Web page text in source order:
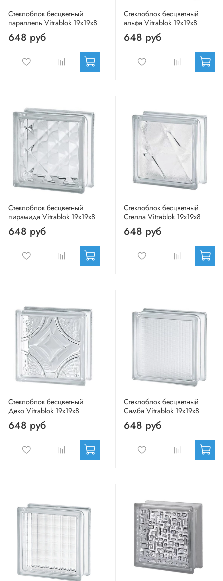
Стеклоблок бесцветный
параллель Vitrablok 19х19х8
648 руб
Стеклоблок бесцветный
альфа Vitrablok 19х19х8
648 руб
Стеклоблок бесцветный
пирамида Vitrablok 19х19х8
648 руб
Стеклоблок бесцветный
Стелла Vitrablok 19х19х8
648 руб
Стеклоблок бесцветный
Деко Vitrablok 19х19х8
648 руб
Стеклоблок бесцветный
Самба Vitrablok 19х19х8
648 руб